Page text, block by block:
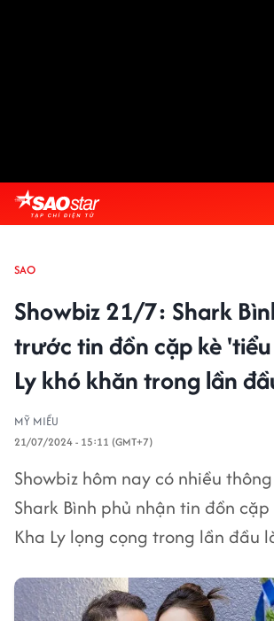
SAO
Showbiz 21/7: Shark
trước tin đồn cặp kè
Ly khó khăn trong lần
MỸ MIỀU
21/07/2024 - 15:11 (GMT+7)
Showbiz hôm nay có nhiều
Shark Bình phủ nhận tin đồn
Kha Ly lọng cọng trong lần đầu